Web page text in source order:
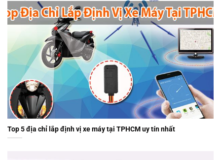
Top 5 địa chỉ lắp định vị xe máy tại TPHCM uy tín nhất